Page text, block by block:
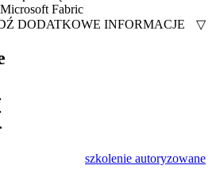
Fabric
DODATKOWE INFORMACJE
▽
szkolenie autoryzowane